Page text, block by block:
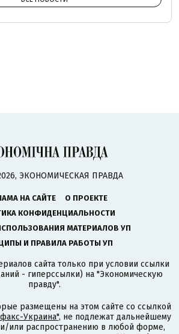
ЭКОНОМИЧЕСКАЯ ПРАВДА
НА САЙТЕ
О ПРОЕКТЕ
КОНФИДЕНЦИАЛЬНОСТИ
МАТЕРИАЛОВ УП
И ПРАВИЛА РАБОТЫ УП
сайта только при условии ссылки
- гиперссылки) на "Экономическую
правду".
размещены на этом сайте со ссылкой
Украина", не подлежат дальнейшему
или распространению в любой форме,